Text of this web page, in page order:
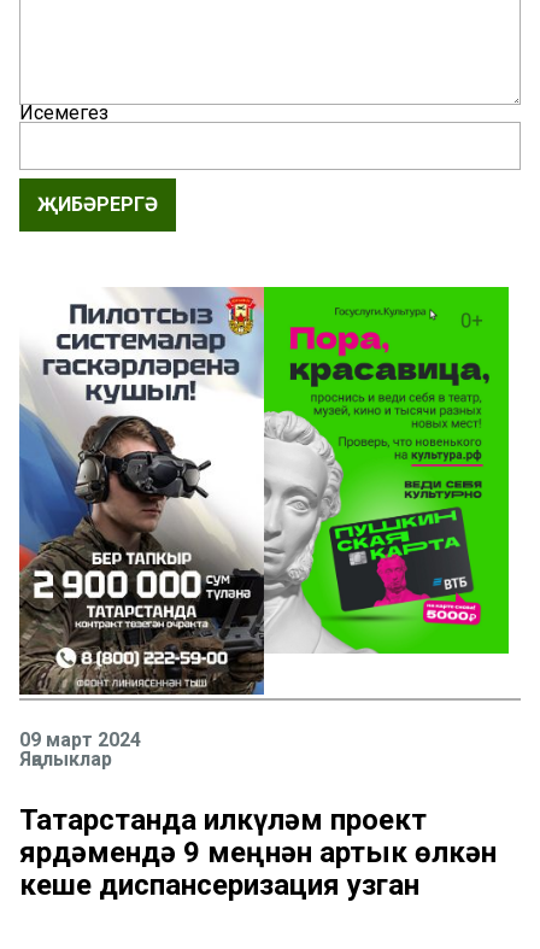
Исемегез
ҖИБӘРЕРГӘ
09 март 2024
Яңалыклар
Татарстанда илкүләм проект
ярдәмендә 9 меңнән артык өлкән
кеше диспансеризация узган